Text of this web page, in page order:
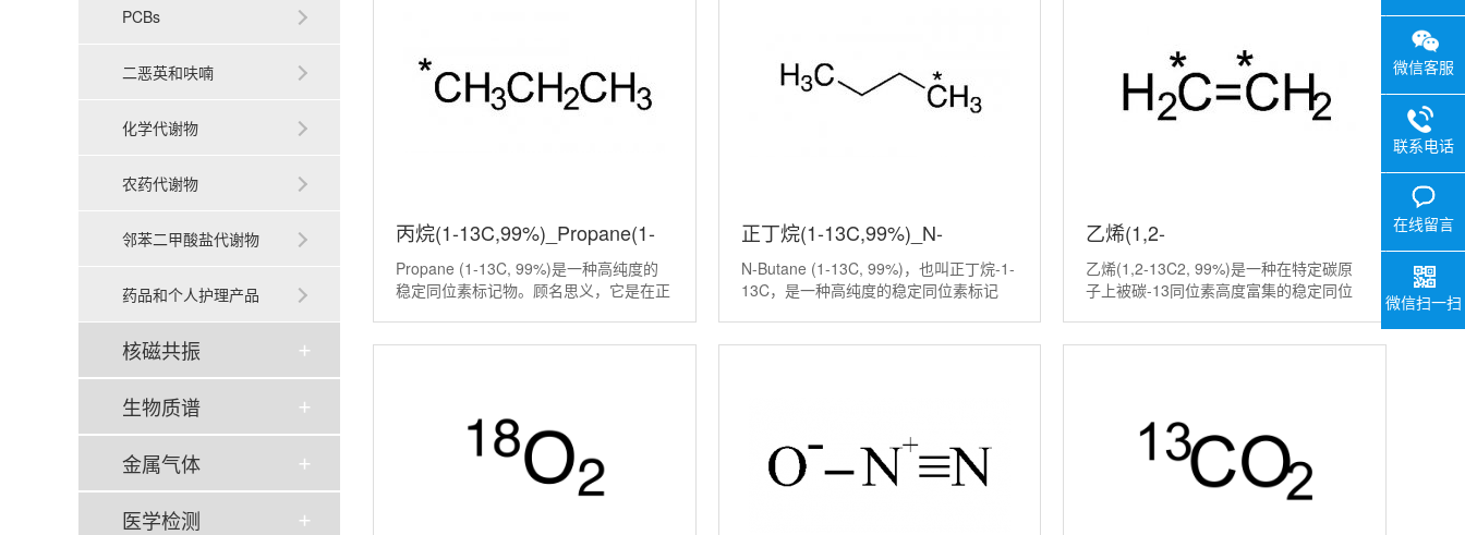
PCBs
二恶英和呋喃
化学代谢物
农药代谢物
邻苯二甲酸盐代谢物
药品和个人护理产品
核磁共振
生物质谱
金属气体
医学检测
丙烷(1-13C,99%)_Propane(1-
13C,99%)丨17251-65-9
Propane (1-13C, 99%)是一种高纯度的
稳定同位素标记物。顾名思义，它是在正
正丁烷(1-13C,99%)_N-
Butane(1-13C,99%)丨22612-
53-9
N-Butane (1-13C, 99%)，也叫正丁烷-1-
13C，是一种高纯度的稳定同位素标记
乙烯(1,2-
13C2,99%)_Ethylene(1,2-
13C2,99%)丨51915-19-6
乙烯(1,2-13C2, 99%)是一种在特定碳原
子上被碳-13同位素高度富集的稳定同位
微信客服
联系电话
在线留言
微信扫一扫